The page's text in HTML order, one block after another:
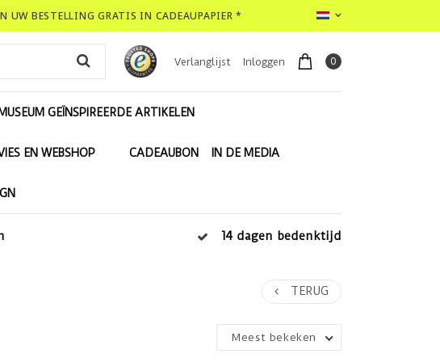
UW BESTELLING GRATIS IN CADEAUPAPIER *
Verlanglijst Inloggen 0
MUSEUM GEÏNSPIREERDE ARTIKELEN
EN WEBSHOP CADEAUBON IN DE MEDIA
14 dagen bedenktijd
TERUG
Meest bekeken